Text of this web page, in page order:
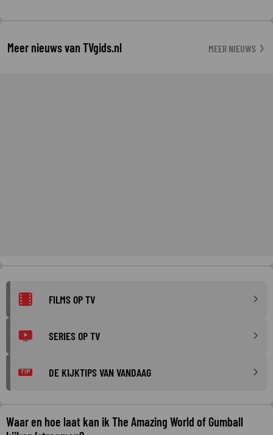
Meer nieuws van TVgids.nl MEER NIEUWS
FILMS OP TV
SERIES OP TV
TIP DE KIJKTIPS VAN VANDAAG
Waar en hoe laat kan ik The Amazing World of Gumball